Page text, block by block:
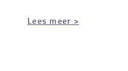
Lees meer >